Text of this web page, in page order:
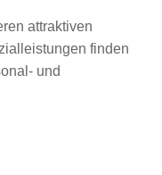
attraktiven
finden
und